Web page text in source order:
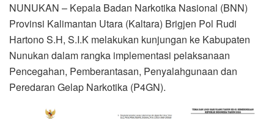
NUNUKAN – Kepala Badan Narkotika Nasional (BNN)
Provinsi Kalimantan Utara (Kaltara) Brigjen Pol Rudi
Hartono S.H, S.I.K melakukan kunjungan ke Kabupaten
Nunukan dalam rangka implementasi pelaksanaan
Pencegahan, Pemberantasan, Penyalahgunaan dan
Peredaran Gelap Narkotika (P4GN).